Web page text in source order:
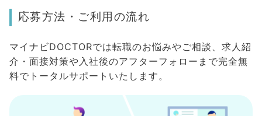
応募方法・ご利用の流れ
マイナビDOCTORでは転職のお悩みやご相談、求人紹
介・面接対策や入社後のアフターフォローまで完全無
料でトータルサポートいたします。